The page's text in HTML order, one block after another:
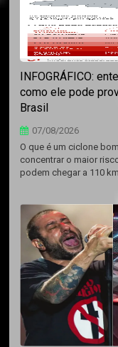
INFOGRÁFICO:
como ele pode
Brasil
07/08/2026
O que é um ciclone
concentrar o maior
podem chegar a 110